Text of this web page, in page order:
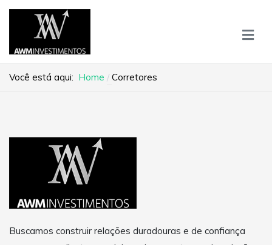
Você está aqui: Home Corretores
Buscamos construir relações duradouras e de confiança